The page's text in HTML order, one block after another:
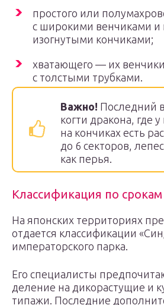
простого или
с широкими венчиками и
изогнутыми кончиками;
хватающего — их
с толстыми трубками.
Важно! Последний
когти дракона, где
на кончиках есть
до 6 секторов,
как перья.
Классификация по
На японских территориях
отдается классификации
императорского парка.
Его специалисты
деление на дикорастущие и
типажи. Последние